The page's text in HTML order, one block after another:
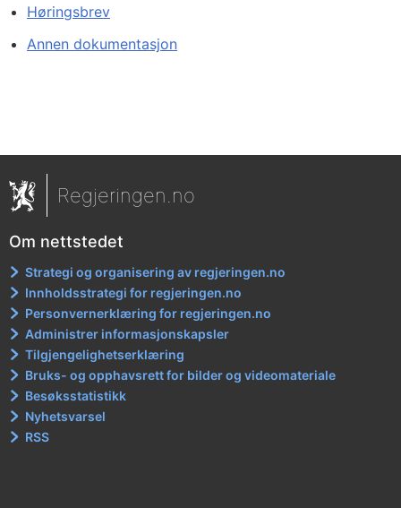
Høringsbrev
Annen dokumentasjon
Regjeringen.no
Om nettstedet
Strategi og organisering av regjeringen.no
Innholdsstrategi for regjeringen.no
Personvernerklæring for regjeringen.no
Administrer informasjonskapsler
Tilgjengelighetserklæring
Bruks- og opphavsrett for bilder og videomateriale
Besøksstatistikk
Nyhetsvarsel
RSS